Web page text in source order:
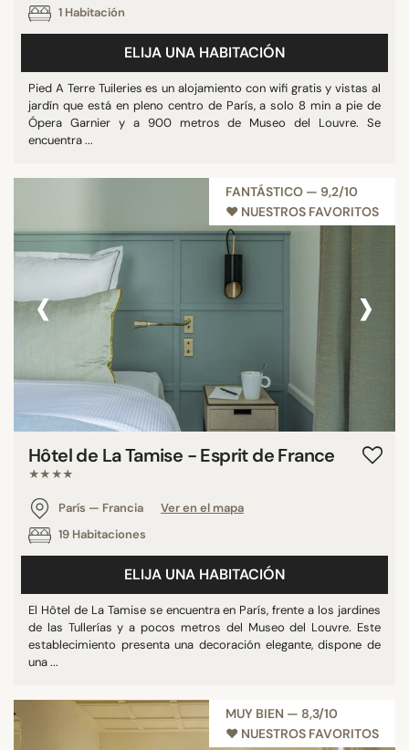
1 Habitación
ELIJA UNA HABITACIÓN
Pied A Terre Tuileries es un alojamiento con wifi gratis y vistas al
jardín que está en pleno centro de París, a solo 8 min a pie de
Ópera Garnier y a 900 metros de Museo del Louvre. Se
encuentra ...
FANTÁSTICO — 9,2/10
♥︎ NUESTROS FAVORITOS
‹ ›
Hôtel de La Tamise - Esprit de France
★★★★
París — Francia
Ver en el mapa
19 Habitaciones
ELIJA UNA HABITACIÓN
El Hôtel de La Tamise se encuentra en París, frente a los jardines
de las Tullerías y a pocos metros del Museo del Louvre. Este
establecimiento presenta una decoración elegante, dispone de
una ...
MUY BIEN — 8,3/10
♥︎ NUESTROS FAVORITOS